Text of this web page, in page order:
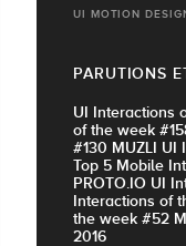
UI MOTION
PARUTIONS
UI Interactions
of the week
#130 MUZLI UI
Top 5 Mobile
PROTO.IO UI
Interactions of
the week #52
2016